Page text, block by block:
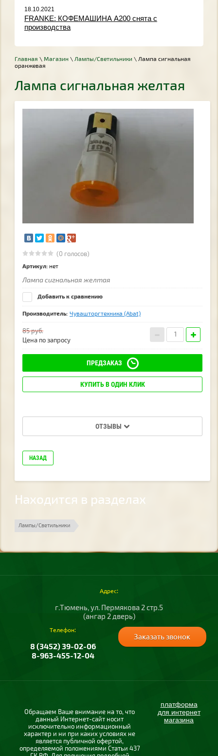
18.10.2021
FRANKE: КОФЕМАШИНА A200 снята с
производства
Главная \ Магазин \ Лампы/Светильники \ Лампа сигнальная
оранжевая
Лампа сигнальная желтая
(0 голосов)
Артикул: нет
Лампа сигнальная желтая
Добавить к сравнению
Производитель: Чувашторгтехника (Abat)
85руб.
Цена по запросу
ПРЕДЗАКАЗ
КУПИТЬ В ОДИН КЛИК
ОТЗЫВЫ
НАЗАД
Находится в разделах
Лампы/Светильники
Адрес:
г.Тюмень, ул. Пермякова 2 стр.5
(ангар 2 дверь)
Телефон:
8 (3452) 39-02-06
8-963-455-12-04
Заказать звонок
Обращаем Ваше внимание на то, что
данный Интернет-сайт носит
исключительно информационный
характер и ни при каких условиях не
является публичной офертой,
определяемой положениями Статьи 437
платформа
для интернет
магазина